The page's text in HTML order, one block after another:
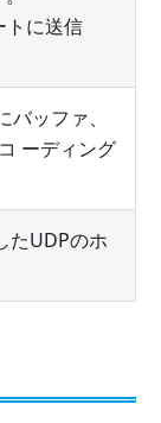
トに送信
ッファ、
ーディング
たUDPのホ